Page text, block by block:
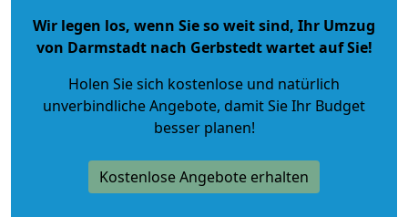
Wir legen los, wenn Sie so weit sind, Ihr Umzug
von Darmstadt nach Gerbstedt wartet auf Sie!
Holen Sie sich kostenlose und natürlich
unverbindliche Angebote, damit Sie Ihr Budget
besser planen!
Kostenlose Angebote erhalten